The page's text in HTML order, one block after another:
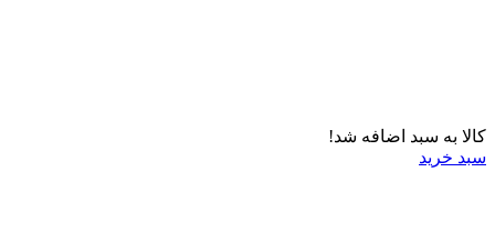
کالا به سبد اضافه شد!
سبد خرید